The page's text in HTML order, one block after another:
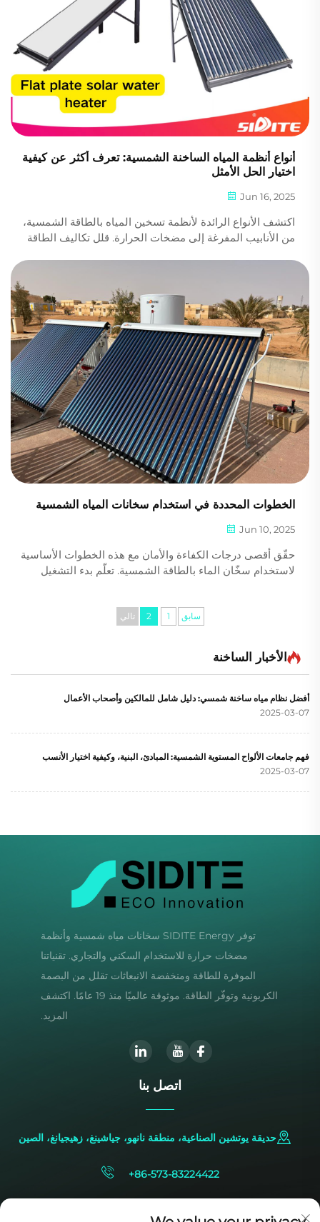
أنواع أنظمة المياه الساخنة الشمسية: تعرف أكثر عن كيفية
اختيار الحل الأمثل
Jun 16, 2025
اكتشف الأنواع الرائدة لأنظمة تسخين المياه بالطاقة الشمسية،
من الأنابيب المفرغة إلى مضخات الحرارة. قلل تكاليف الطاقة
الخطوات المحددة في استخدام سخانات المياه الشمسية
Jun 10, 2025
حقّق أقصى درجات الكفاءة والأمان مع هذه الخطوات الأساسية
لاستخدام سخّان الماء بالطاقة الشمسية. تعلّم بدء التشغيل
سابق 1
2 تالي
الأخبار الساخنة
أفضل نظام مياه ساخنة شمسي: دليل شامل للمالكين وأصحاب الأعمال
2025-03-07
فهم جامعات الألواح المستوية الشمسية: المبادئ، البنية، وكيفية اختيار الأنسب
2025-03-07
توفر SIDITE Energy سخانات مياه شمسية وأنظمة
مضخات حرارة للاستخدام السكني والتجاري. تقنياتنا
الموفرة للطاقة ومنخفضة الانبعاثات تقلل من البصمة
الكربونية وتوفّر الطاقة. موثوقة عالميًا منذ 19 عامًا. اكتشف
المزيد.
اتصل بنا
حديقة يوتشين الصناعية، منطقة نانهو، جياشينغ، زهيجيانغ، الصين
+86-573-83224422